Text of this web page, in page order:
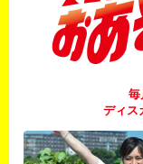
毎
ディス